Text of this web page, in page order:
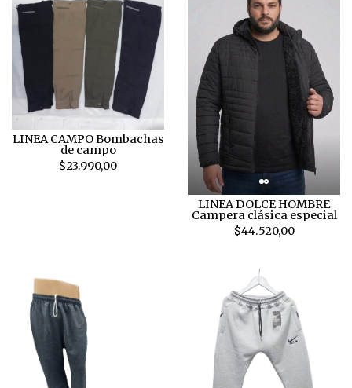
LINEA CAMPO Bombachas
de campo
$23.990,00
LINEA DOLCE HOMBRE
Campera clásica especial
$44.520,00